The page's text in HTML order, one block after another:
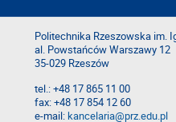
Politechnika Rzeszowska im.
al. Powstańców Warszawy 12
35-029 Rzeszów
tel.: +48 17 865 11 00
fax: +48 17 854 12 60
e-mail:kancelaria@prz.edu.pl